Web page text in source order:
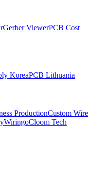
Gerber ViewerPCB Cost
KoreaPCB Lithuania
ProductionCustom Wire
WiringoCloom Tech